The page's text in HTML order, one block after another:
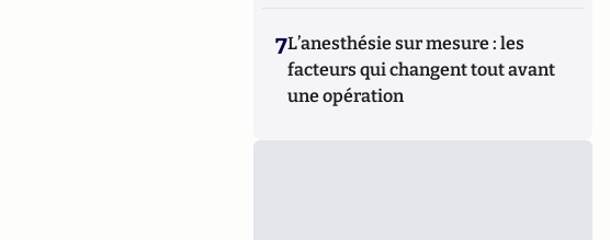
7L’anesthésie sur mesure : les
facteurs qui changent tout avant
une opération